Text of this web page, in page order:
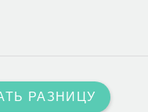
РАЗНИЦУ